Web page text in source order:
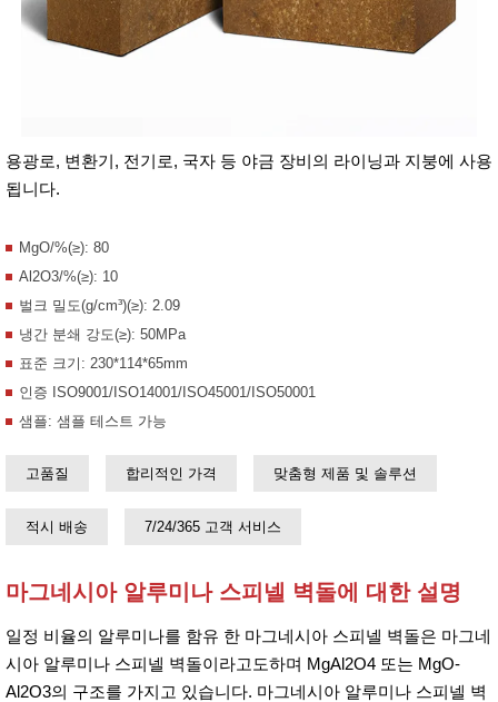
용광로, 변환기, 전기로, 국자 등 야금 장비의 라이닝과 지붕에 사용
됩니다.
MgO/%(≥): 80
Al2O3/%(≥): 10
벌크 밀도(g/cm³)(≥): 2.09
냉간 분쇄 강도(≥): 50MPa
표준 크기: 230*114*65mm
인증 ISO9001/ISO14001/ISO45001/ISO50001
샘플: 샘플 테스트 가능
고품질 합리적인 가격 맞춤형 제품 및 솔루션
적시 배송 7/24/365 고객 서비스
마그네시아 알루미나 스피넬 벽돌에 대한 설명
일정 비율의 알루미나를 함유 한 마그네시아 스피넬 벽돌은 마그네
시아 알루미나 스피넬 벽돌이라고도하며 MgAl2O4 또는 MgO-
Al2O3의 구조를 가지고 있습니다. 마그네시아 알루미나 스피넬 벽